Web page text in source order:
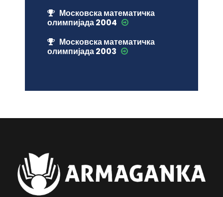
Московска математичка
олимпијада 2004
Московска математичка
олимпијада 2003